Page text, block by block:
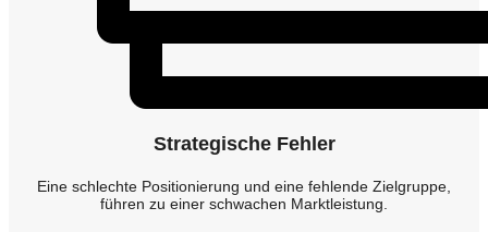
Strategische Fehler
Eine schlechte Positionierung und eine fehlende Zielgruppe,
führen zu einer schwachen Marktleistung.